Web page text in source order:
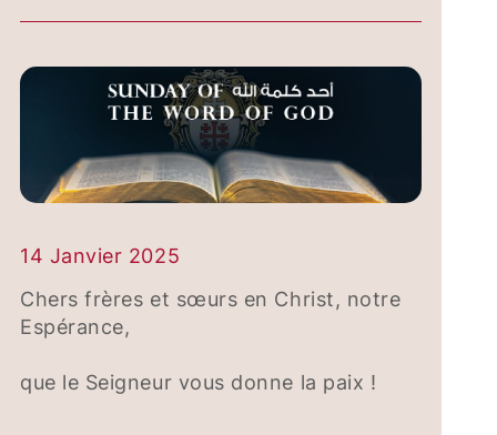
14 Janvier 2025
Chers frères et sœurs en Christ, notre
Espérance,
que le Seigneur vous donne la paix !